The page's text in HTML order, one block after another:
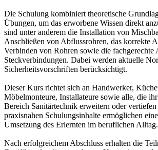
Die Schulung kombiniert theoretische
Übungen, um das erworbene Wissen direkt
sind unter anderem die Installation von
Anschließen von Abflussrohren, das korrekte
Verbinden von Rohren sowie die fachgerechte
Steckverbindungen. Dabei werden aktuelle
Sicherheitsvorschriften berücksichtigt.
Dieser Kurs richtet sich an Handwerker,
Möbelmonteure, Installateure sowie alle, die
Bereich Sanitärtechnik erweitern oder
praxisnahen Schulungsinhalte ermöglichen
Umsetzung des Erlernten im beruflichen Alltag.
Nach erfolgreichem Abschluss erhalten die